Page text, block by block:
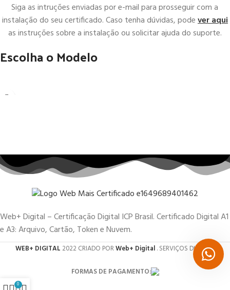
Siga as intruções enviadas por e-mail para prosseguir com a
instalação do seu certificado. Caso tenha dúvidas, podever aqui
as instruções sobre a instalação ou solicitar ajuda do suporte.
Escolha o Modelo
Web+ Digital – Certificação Digital ICP Brasil. Certificado Digital A1
e A3: Arquivo, Cartão, Token e Nuvem.
WEB+ DIGITAL 2022 CRIADO PORWeb+ Digital. SERVIÇOS DIGITAIS.
FORMAS DE PAGAMENTO:
0